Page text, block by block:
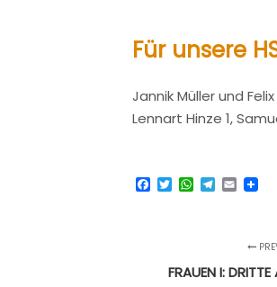
Für unsere
Jannik Müller und
Lennart Hinze 1,
Facebook
TwitterWhatsApp
Telegram
Email
FRAUEN I: